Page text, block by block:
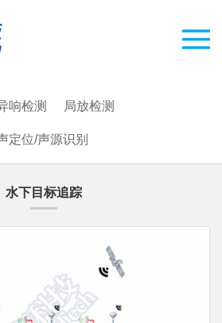
响检测 局放检测
定位/声源识别
水下目标追踪